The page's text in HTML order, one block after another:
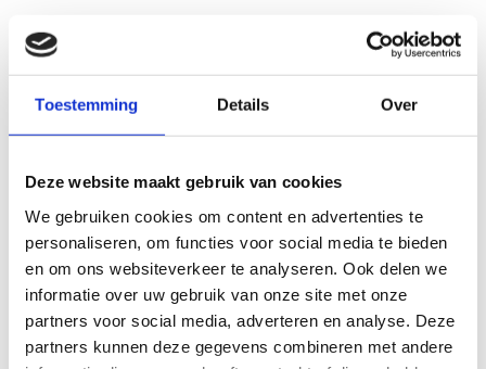
Toestemming Details Over
Deze website maakt gebruik van cookies
We gebruiken cookies om content en advertenties te
personaliseren, om functies voor social media te bieden
en om ons websiteverkeer te analyseren. Ook delen we
informatie over uw gebruik van onze site met onze
partners voor social media, adverteren en analyse. Deze
partners kunnen deze gegevens combineren met andere
Waarom Sloopauto.com voor sloopauto verkopen in Weert?
Sloopauto.com is geen sloperij. We zijn het Nederlandse
platform dat consumenten in Weert en heel Limburg
matcht aan RDW-erkende, KZD-gecertificeerde
demontagepartners. De erkende afnemer haalt op,
RDW-erkenning.
Resultaat: vaste prijs vooraf, gratis ophalen, RDW-
vrijwaring direct geregeld. 4.8 sterren over 173 reviews.
Onderdeel van Dealerdirect, een Nederlandse
automotive-platform-organisatie sinds 2008.
Hoe het werkt